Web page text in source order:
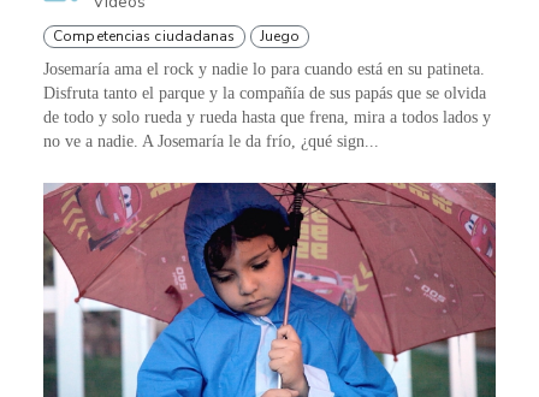
Competencias ciudadanas Juego
Josemaría ama el rock y nadie lo para cuando está en su patineta.
Disfruta tanto el parque y la compañía de sus papás que se olvida
de todo y solo rueda y rueda hasta que frena, mira a todos lados y
no ve a nadie. A Josemaría le da frío, ¿qué sign...